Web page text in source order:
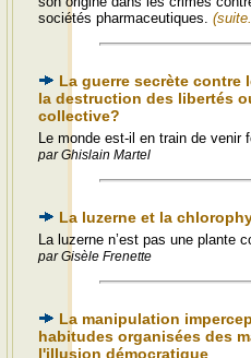
sociétés pharmaceutiques.
La guerre secrète contre
la destruction des libertés
collective?
Le monde est-il en train de venir
par Ghislain Martel
La luzerne et la
La luzerne n’est pas une plante
par Gisèle Frenette
La manipulation
habitudes organisées des
l'illusion démocratique